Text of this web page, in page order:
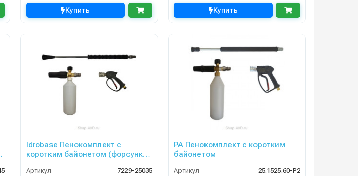
Купить Купить
Idrobase Пенокомплект с
коротким байонетом (форсунка
Артикул
7229-25035
PA Пенокомплект с коротким
байонетом
Артикул
25.1525.60-Р2